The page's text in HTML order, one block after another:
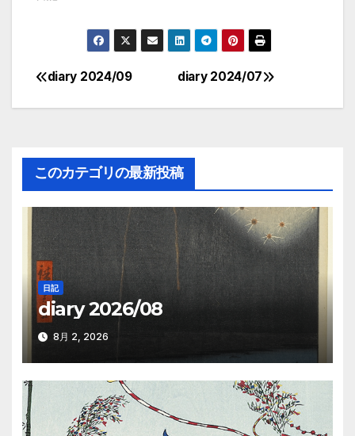
投
稿
ナ
ビ
ゲ
ー
シ
ョ
ン
diary 2024/07
diary 2024/09
このカテゴリの最新投稿
日記
diary 2026/08
8月 2, 2026